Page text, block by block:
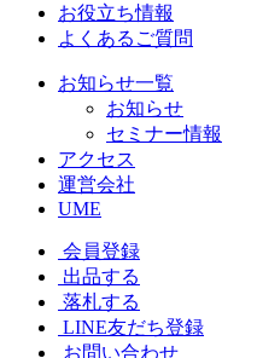
お役立ち情報
よくあるご質問
お知らせ一覧
お知らせ
セミナー情報
アクセス
運営会社
UME
会員登録
出品する
落札する
LINE友だち登録
お問い合わせ